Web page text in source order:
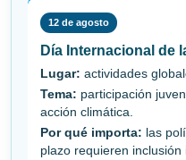
12 de agosto
Día Internacional de
Lugar: actividades
Tema: participación
acción climática.
Por qué importa: las
plazo requieren